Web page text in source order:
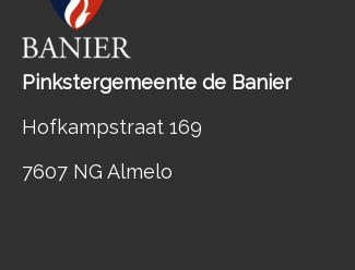
Pinkstergemeente de Banier
Hofkampstraat 169
7607 NG Almelo